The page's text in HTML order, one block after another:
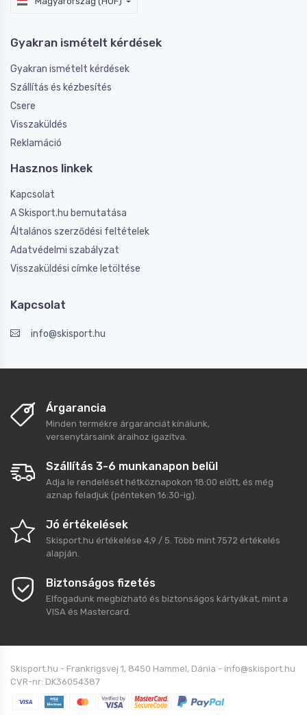
Gyakran ismételt kérdések
Gyakran ismételt kérdések
Szállítás és kézbesítés
Csere
Visszaküldés
Reklamáció
Hasznos linkek
Kapcsolat
A Skisport.hu bemutatása
Általános szerződési feltételek
Adatvédelmi szabályzat
Visszaküldési címke letöltése
Kapcsolat
info@skisport.hu
Árgarancia
Minden termékre árgaranciát kínálunk,
versenytársaink áraihoz igazítva.
Szállítás 3-6 munkanapon belül
Adja le rendelését hétköznapokon 18:00 előtt, és még
aznap feladjuk (pénteken 16:30-ig).
Jó értékelések
Skisport.hu értékelése 4,9 / 5. Több mint 7572 értékelés
alapján.
Biztonságos fizetés
Elfogadunk megbízható és biztonságos kártyákat, mint a
VISA és Mastercard.
Skisport.hu - Frankrigsvej 1, 8450 Hammel, Dánia - info@skisport.hu
CVR-nr: DK36054387